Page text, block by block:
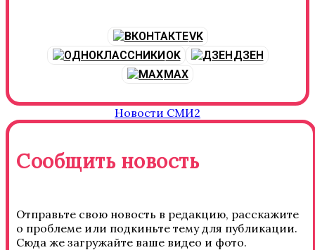
VK
OK
ДЗЕН
MAX
Новости СМИ2
Сообщить новость
Отправьте свою новость в редакцию, расскажите
о проблеме или подкиньте тему для публикации.
Сюда же загружайте ваше видео и фото.